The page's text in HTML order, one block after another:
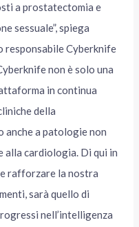
a prostatectomia e
sessuale”, spiega
responsabile Cyberknife
non è solo una
in continua
della
anche a patologie non
alla cardiologia. Di qui in
rafforzare la nostra
sarà quello di
nell’intelligenza